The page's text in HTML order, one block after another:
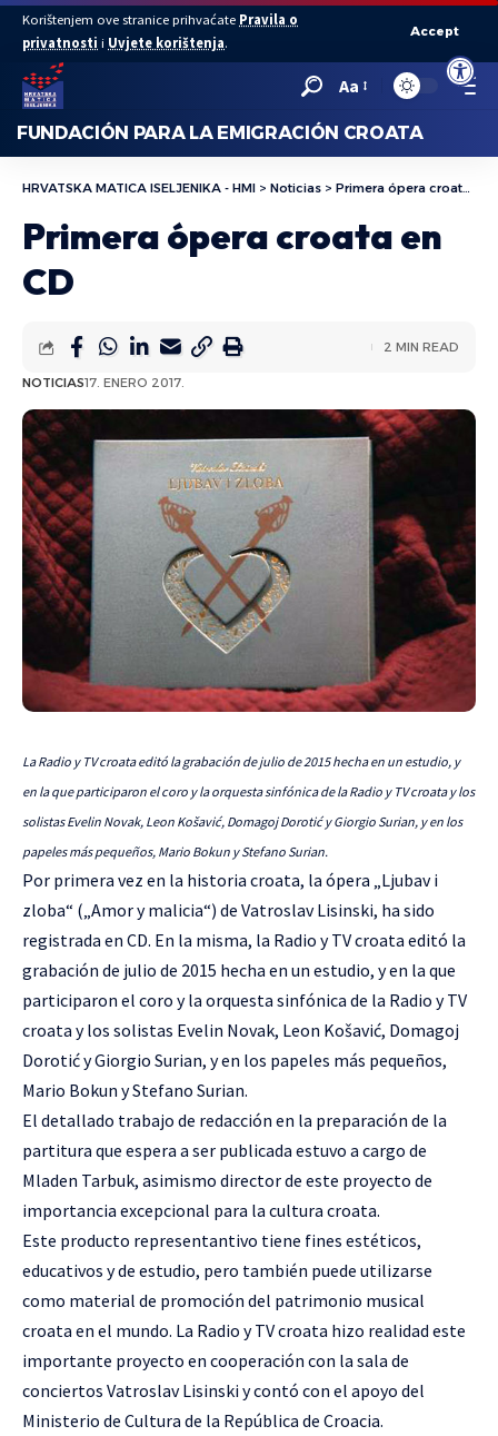
Abrir
Korištenjem ove stranice prihvaćate Pravila o
privatnosti i Uvjete korištenja.
Accept
Aa
FUNDACIÓN PARA LA EMIGRACIÓN CROATA
HRVATSKA MATICA ISELJENIKA - HMI > Noticias > Primera ópera croata en CD
Primera ópera croata en
CD
NOTICIAS17. ENERO 2017.
2 MIN READ
La Radio y TV croata editó la grabación de julio de 2015 hecha en un estudio, y
en la que participaron el coro y la orquesta sinfónica de la Radio y TV croata y los
solistas Evelin Novak, Leon Košavić, Domagoj Dorotić y Giorgio Surian, y en los
papeles más pequeños, Mario Bokun y Stefano Surian.
Por primera vez en la historia croata, la ópera „Ljubav i
zloba“ („Amor y malicia“) de Vatroslav Lisinski, ha sido
registrada en CD. En la misma, la Radio y TV croata editó la
grabación de julio de 2015 hecha en un estudio, y en la que
participaron el coro y la orquesta sinfónica de la Radio y TV
croata y los solistas Evelin Novak, Leon Košavić, Domagoj
Dorotić y Giorgio Surian, y en los papeles más pequeños,
Mario Bokun y Stefano Surian.
El detallado trabajo de redacción en la preparación de la
partitura que espera a ser publicada estuvo a cargo de
Mladen Tarbuk, asimismo director de este proyecto de
importancia excepcional para la cultura croata.
Este producto representantivo tiene fines estéticos,
educativos y de estudio, pero también puede utilizarse
como material de promoción del patrimonio musical
croata en el mundo. La Radio y TV croata hizo realidad este
importante proyecto en cooperación con la sala de
conciertos Vatroslav Lisinski y contó con el apoyo del
Ministerio de Cultura de la República de Croacia.